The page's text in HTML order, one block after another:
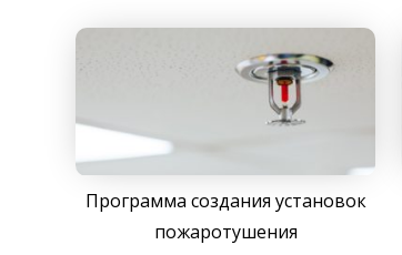
Программа создания установок
пожаротушения